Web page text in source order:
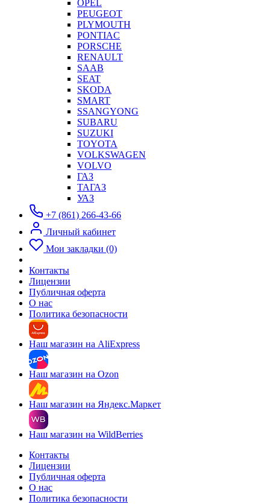
OPEL
PEUGEOT
PLYMOUTH
PONTIAC
PORSCHE
RENAULT
SAAB
SEAT
SKODA
SMART
SSANGYONG
SUBARU
SUZUKI
TOYOTA
VOLKSWAGEN
VOLVO
ГАЗ
ТАГАЗ
УАЗ
+7 (861) 266-43-66
Личный кабинет
Мои закладки (0)
Контакты
Лицензии
Публичная оферта
О нас
Политика безопасности
Наш магазин на AliExpress
Наш магазин на Ozon
Наш магазин на Яндекс.Маркет
Наш магазин на WildBerries
Контакты
Лицензии
Публичная оферта
О нас
Политика безопасности